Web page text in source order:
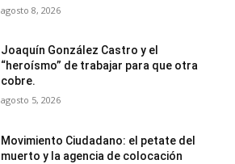
agosto 8, 2026
Joaquín González Castro y el
“heroísmo” de trabajar para que otra
cobre.
agosto 5, 2026
Movimiento Ciudadano: el petate del
muerto y la agencia de colocación